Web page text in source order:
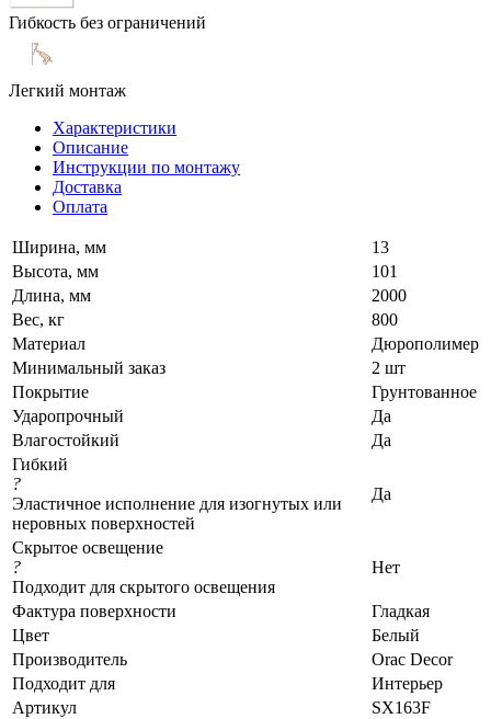
Гибкость без ограничений
Легкий монтаж
Характеристики
Описание
Инструкции по монтажу
Доставка
Оплата
Ширина, мм
13
Высота, мм
101
Длина, мм
2000
Вес, кг
800
Материал
Дюрополимер
Минимальный заказ
2 шт
Покрытие
Грунтованное
Ударопрочный
Да
Влагостойкий
Да
Гибкий
?
Эластичное исполнение для изогнутых или
неровных поверхностей
Да
Скрытое освещение
?
Подходит для скрытого освещения
Нет
Фактура поверхности
Гладкая
Цвет
Белый
Производитель
Orac Decor
Подходит для
Интерьер
Артикул
SX163F